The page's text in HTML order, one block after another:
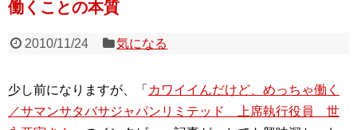
働くことの本質
2010/11/24 気になる
少し前になりますが、「 カワイイんだけど、めっちゃ働く
／サマンサタバサジャパンリミテッド 上席執行役員 世